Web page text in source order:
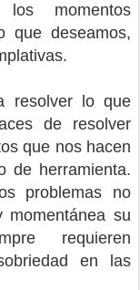
momentos
que deseamos,
resolver lo que
de resolver
que nos hacen
de herramienta.
problemas no
su
requieren
en las